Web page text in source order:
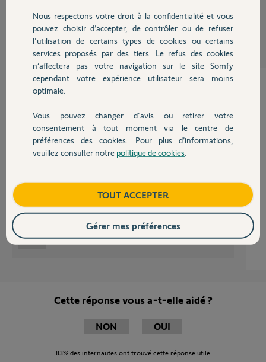
Chauffage
Autres produits
Devis avec un pro
Contact
il y a environ 9 ans
Participer au fil de discussion
je suppose que vous voulez programmer l'ensemble sur le canal 5 ?
Si tel est le cas:
sélectionnez le canal 1
Renouvelez l'opération pour les autres canaux.
Cette réponse vous a-t-elle aidé ?
NON OUI
83% des internautes ont trouvé cette réponse utile
Nous respectons votre droit à la confidentialité et vous
pouvez choisir d’accepter, de contrôler ou de refuser
l'utilisation de certains types de cookies ou certains
services proposés par des tiers. Le refus des cookies
n’affectera pas votre navigation sur le site Somfy
cependant votre expérience utilisateur sera moins
optimale.
Vous pouvez changer d'avis ou retirer votre
consentement à tout moment via le centre de
préférences des cookies. Pour plus d’informations,
veuillez consulter notre politique de cookies
TOUT ACCEPTER
Gérer mes préférences